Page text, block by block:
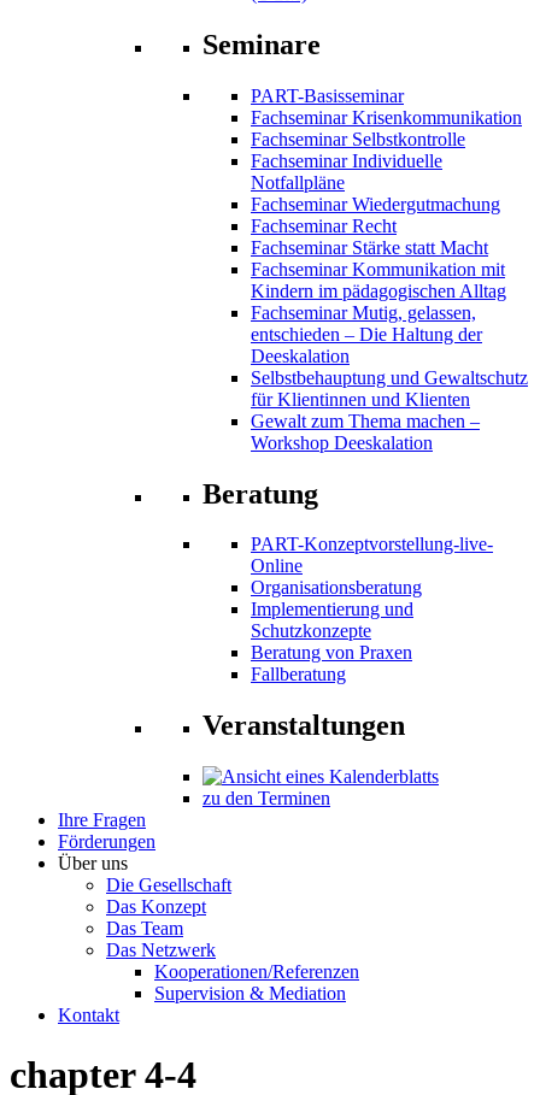
Seminare
PART-Basisseminar
Fachseminar Krisenkommunikation
Fachseminar Selbstkontrolle
Fachseminar Individuelle
Notfallpläne
Fachseminar Wiedergutmachung
Fachseminar Recht
Fachseminar Stärke statt Macht
Fachseminar Kommunikation mit
Kindern im pädagogischen Alltag
Fachseminar Mutig, gelassen,
entschieden – Die Haltung der
Deeskalation
Selbstbehauptung und Gewaltschutz
für Klientinnen und Klienten
Gewalt zum Thema machen –
Workshop Deeskalation
Beratung
PART-Konzeptvorstellung-live-
Online
Organisationsberatung
Implementierung und
Schutzkonzepte
Beratung von Praxen
Fallberatung
Veranstaltungen
zu den Terminen
Ihre Fragen
Förderungen
Über uns
Die Gesellschaft
Das Konzept
Das Team
Das Netzwerk
Kooperationen/Referenzen
Supervision & Mediation
Kontakt
chapter 4-4